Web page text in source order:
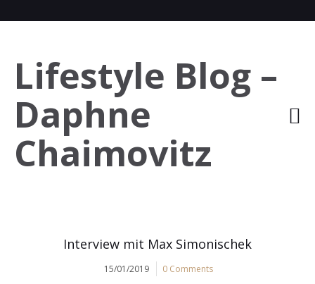
Lifestyle Blog –
Daphne
Chaimovitz
Interview mit Max Simonischek
15/01/2019 0 Comments